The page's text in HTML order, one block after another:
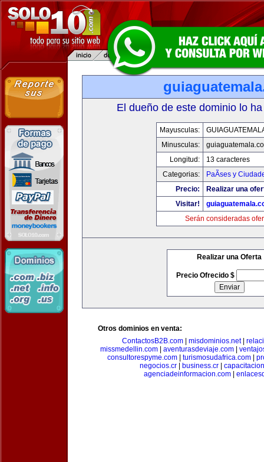
El dueño de este dominio lo
Mayusculas:
Minusculas:
Longitud:
13 caracteres
Categorias:
PaÃ­ses y
Precio:
Realizar una
Visitar!
Serán consideradas
Realizar una Oferta
Precio Ofrecido $
Otros dominios en venta:
ContactosB2B.com
misdominios.net|
missmedellin.com
aventurasdeviaje.com
consultorespyme.com| turismosudafrica.com|
negocios.cr| business.cr|
agenciadeinformacion.com